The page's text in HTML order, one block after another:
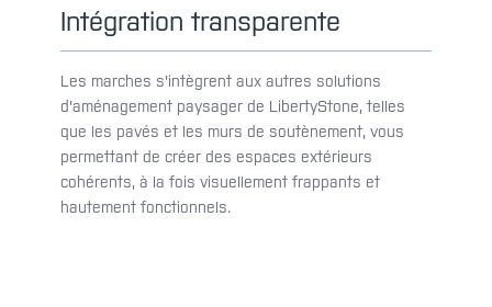
Intégration transparente
Les marches s'intègrent aux autres solutions
d'aménagement paysager de LibertyStone, telles
que les pavés et les murs de soutènement, vous
permettant de créer des espaces extérieurs
cohérents, à la fois visuellement frappants et
hautement fonctionnels.